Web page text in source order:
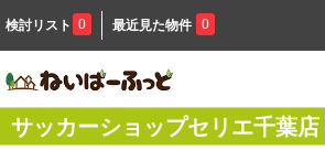
検討リスト 0 最近見た物件 0
サッカーショップセリエ千葉店